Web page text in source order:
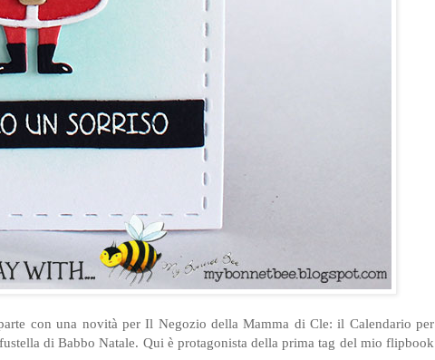
con una novità per Il Negozio della Mamma di Cle: il Calendario per
di Babbo Natale. Qui è protagonista della prima tag del mio flipbook